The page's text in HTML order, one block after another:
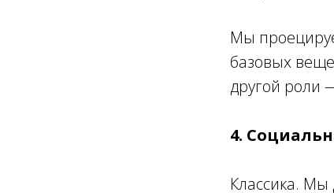
Мы
базовых
другой роли
4.
Классика. Мы